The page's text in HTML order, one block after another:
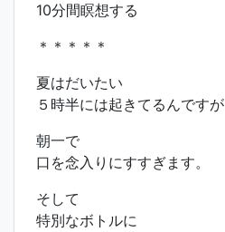
10分間瞑想する
＊＊＊＊＊
夏はだいたい
５時半には起きてるんですが
朝一で
口を念入りにすすぎます。
そして
特別なボトルに